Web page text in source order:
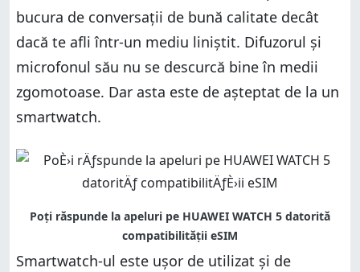
bucura de conversații de bună calitate decât
dacă te afli într-un mediu liniștit. Difuzorul și
microfonul său nu se descurcă bine în medii
zgomotoase. Dar asta este de așteptat de la un
smartwatch.
Smartwatch-ul este ușor de utilizat și de